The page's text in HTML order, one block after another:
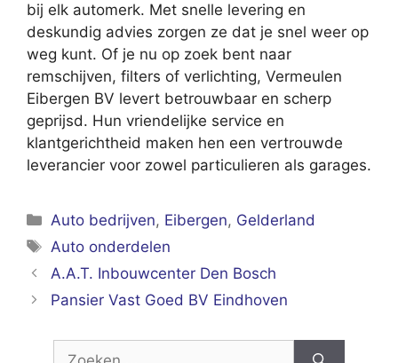
bij elk automerk. Met snelle levering en
deskundig advies zorgen ze dat je snel weer op
weg kunt. Of je nu op zoek bent naar
remschijven, filters of verlichting, Vermeulen
Eibergen BV levert betrouwbaar en scherp
geprijsd. Hun vriendelijke service en
klantgerichtheid maken hen een vertrouwde
leverancier voor zowel particulieren als garages.
Categorieën
Auto bedrijven, Eibergen, Gelderland
Tags
Auto onderdelen
A.A.T. Inbouwcenter Den Bosch
Pansier Vast Goed BV Eindhoven
Zoek